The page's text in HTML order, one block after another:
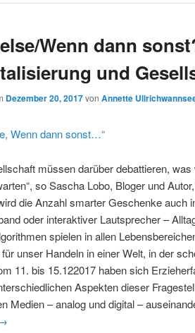
Wenn dann
und
Dezember 20, 2017von Annette
müssen darüber debattieren,
so Sascha Lobo, Bloger und
die Anzahl smarter Geschenke auch
oder interaktiver Lautsprecher –
spielen in allen
unser Handeln in einer Welt, in der
11. bis 15.122017 haben sich
Aspekten dieser
Medien – analog und digital –